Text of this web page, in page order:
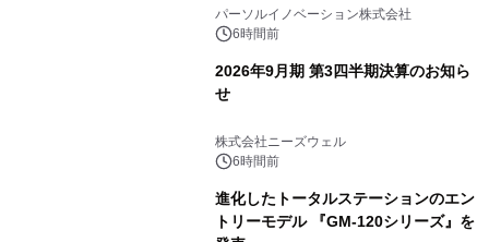
パーソルイノベーション株式会社
6時間前
2026年9月期 第3四半期決算のお知ら
せ
株式会社ニーズウェル
6時間前
進化したトータルステーションのエン
トリーモデル 『GM-120シリーズ』を